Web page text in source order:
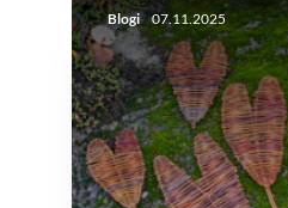
Blogi 07.11.2025